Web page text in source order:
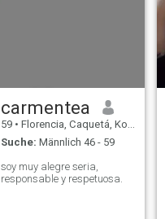
carmentea
59 • Florencia, Caquetá, Kolumbien
Suche: Männlich 46 - 59
soy muy alegre seria,
responsable y respetuosa.